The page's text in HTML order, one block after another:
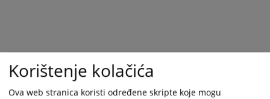
Korištenje kolačića
Ova web stranica koristi određene skripte koje mogu